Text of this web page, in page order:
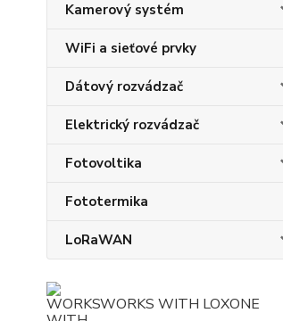
Kamerový systém
WiFi a sieťové prvky
Dátový rozvádzač
Elektrický rozvádzač
Fotovoltika
Fototermika
LoRaWAN
WORKS WITH LOXONE